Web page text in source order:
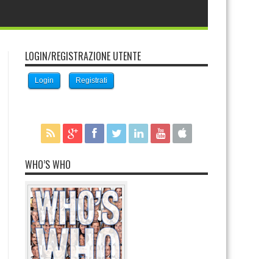
LOGIN/REGISTRAZIONE UTENTE
Login Registrati
WHO’S WHO